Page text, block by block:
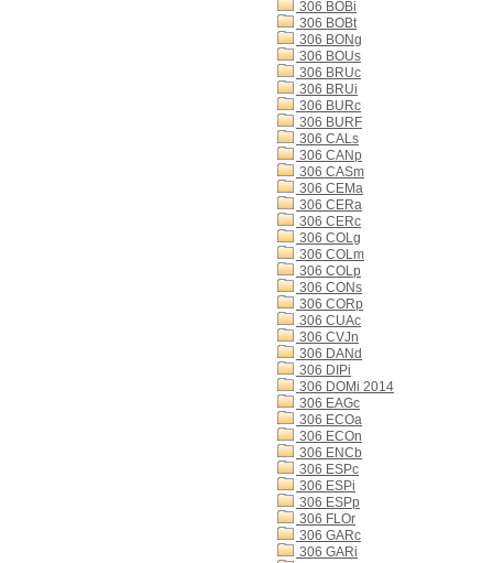
306 BOBi
306 BOBt
306 BONg
306 BOUs
306 BRUc
306 BRUi
306 BURc
306 BURF
306 CALs
306 CANp
306 CASm
306 CEMa
306 CERa
306 CERc
306 COLg
306 COLm
306 COLp
306 CONs
306 CORp
306 CUAc
306 CVJn
306 DANd
306 DIPi
306 DOMi 2014
306 EAGc
306 ECOa
306 ECOn
306 ENCb
306 ESPc
306 ESPi
306 ESPp
306 FLOr
306 GARc
306 GARi